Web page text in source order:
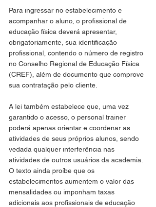
Para ingressar no estabelecimento e
acompanhar o aluno, o profissional de
educação física deverá apresentar,
obrigatoriamente, sua identificação
profissional, contendo o número de registro
no Conselho Regional de Educação Física
(CREF), além de documento que comprove
sua contratação pelo cliente.
A lei também estabelece que, uma vez
garantido o acesso, o personal trainer
poderá apenas orientar e coordenar as
atividades de seus próprios alunos, sendo
vedada qualquer interferência nas
atividades de outros usuários da academia.
O texto ainda proíbe que os
estabelecimentos aumentem o valor das
mensalidades ou imponham taxas
adicionais aos profissionais de educação